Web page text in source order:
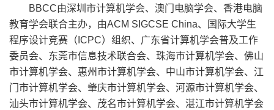
BBCC由深圳市计算机学会、澳门电脑学会、香港电脑
教育学会联合主办，由ACM SIGCSE China、国际大学生
程序设计竞赛（ICPC）组织、广东省计算机学会普及工作
委员会、东莞市信息技术联合会、珠海市计算机学会、佛山
市计算机学会、惠州市计算机学会、中山市计算机学会、江
门市计算机学会、肇庆市计算机学会、河源市计算机学会、
汕头市计算机学会、茂名市计算机学会、湛江市计算机学会